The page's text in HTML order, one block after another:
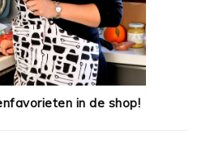
in de shop!